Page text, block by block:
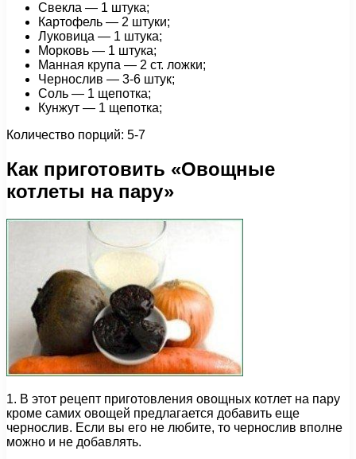
Свекла — 1 штука;
Картофель — 2 штуки;
Луковица — 1 штука;
Морковь — 1 штука;
Манная крупа — 2 ст. ложки;
Чернослив — 3-6 штук;
Соль — 1 щепотка;
Кунжут — 1 щепотка;
Количество порций: 5-7
Как приготовить «Овощные
котлеты на пару»
1. В этот рецепт приготовления овощных котлет на пару
кроме самих овощей предлагается добавить еще
чернослив. Если вы его не любите, то чернослив вполне
можно и не добавлять.